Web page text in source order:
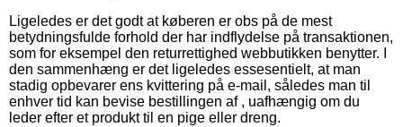
Ligeledes er det godt at køberen er obs på de mest
betydningsfulde forhold der har indflydelse på transaktionen,
som for eksempel den returrettighed webbutikken benytter. I
den sammenhæng er det ligeledes essesentielt, at man
stadig opbevarer ens kvittering på e-mail, således man til
enhver tid kan bevise bestillingen af , uafhængig om du
leder efter et produkt til en pige eller dreng.